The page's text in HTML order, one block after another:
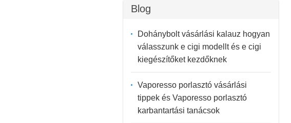
Blog
Dohánybolt vásárlási kalauz hogyan
válasszunk e cigi modellt és e cigi
kiegészítőket kezdőknek
Vaporesso porlasztó vásárlási
tippek és Vaporesso porlasztó
karbantartási tanácsok